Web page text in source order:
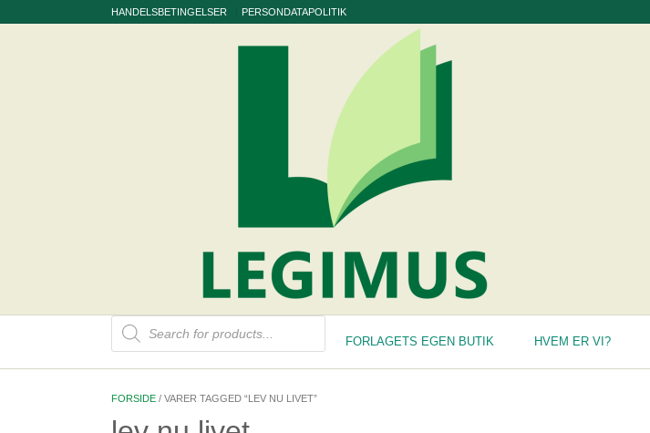
to
HANDELSBETINGELSER PERSONDATAPOLITIK
Products
search
FORLAGETS EGEN BUTIK HVEM ER VI?
FORSIDE / VARER TAGGED “LEV NU LIVET”